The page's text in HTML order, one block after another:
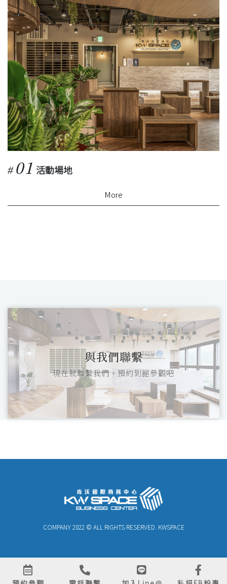
# 01 活動場地
More
與我們聯繫
現在就聯繫我們，預約到館參觀吧
COMPANY 2022 © ALL RIGHTS RESERVED. KWSPACE